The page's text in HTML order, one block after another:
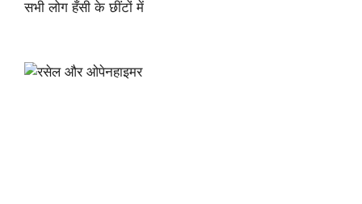
सभी लोग हँसी के छींटों में